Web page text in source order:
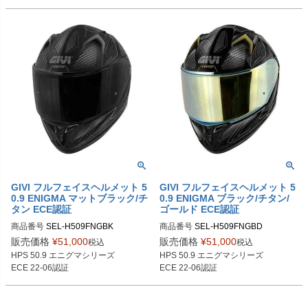
H509FNGBP60　サイズ60/L
H509FNGBP61　サイズ61/XL
H509FNGBP63　サイズ63/XXL
H509FNGBR60　サイズ60/L
H509FNGBR61　サイズ61/XL
H509FNGBR63　サイズ63/XXL
GIVI フルフェイスヘルメット 5
0.9 ENIGMA マットブラック/チ
タン ECE認証
商品番号 SEL-H509FNGBK
H509FNGBK54　サイズ54/XS
H509FNGBK56　サイズ56/S
販売価格 ¥51,000税込
HPS 50.9 エニグマシリーズ
ECE 22-06認証
GIVI フルフェイスヘルメット 5
0.9 ENIGMA ブラック/チタン/
ゴールド ECE認証
商品番号 SEL-H509FNGBD
H509FNGBD54　サイズ54/XS
H509FNGBD56　サイズ56/S
販売価格 ¥51,000税込
HPS 50.9 エニグマシリーズ
ECE 22-06認証